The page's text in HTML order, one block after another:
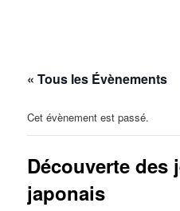
« Tous les Évènements
Cet évènement est passé.
Découverte des
japonais